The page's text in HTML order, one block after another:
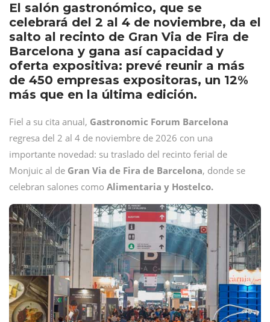
El salón gastronómico, que se
celebrará del 2 al 4 de noviembre, da el
salto al recinto de Gran Via de Fira de
Barcelona y gana así capacidad y
oferta expositiva: prevé reunir a más
de 450 empresas expositoras, un 12%
más que en la última edición.
Fiel a su cita anual, Gastronomic Forum Barcelona
regresa del 2 al 4 de noviembre de 2026 con una
importante novedad: su traslado del recinto ferial de
Monjuic al de Gran Via de Fira de Barcelona, donde se
celebran salones como Alimentaria y Hostelco.